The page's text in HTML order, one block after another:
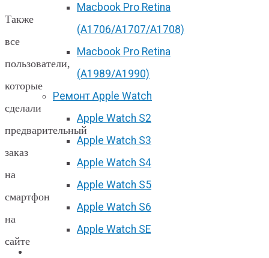
Macbook Pro Retina
(А1706/A1707/A1708)
Macbook Pro Retina
(А1989/A1990)
Ремонт Apple Watch
Apple Watch S2
Apple Watch S3
Apple Watch S4
Apple Watch S5
Apple Watch S6
Apple Watch SE
Также
все
пользователи,
которые
сделали
предварительный
заказ
на
смартфон
на
сайте